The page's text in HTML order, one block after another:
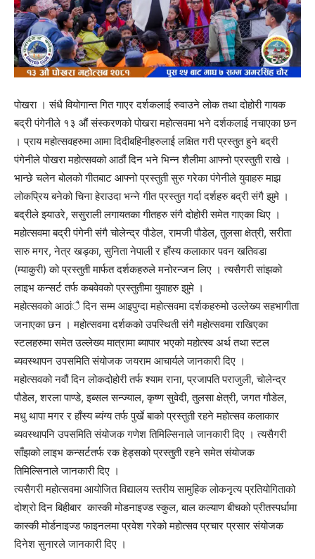
पोखरा । संधै वियोगान्त गित गाएर दर्शकलाई रुवाउने लोक तथा दोहोरी गायक
बद्री पंगेनीले १३ औं संस्करणको पोखरा महोत्सवमा भने दर्शकलाई नचाएका छन
। प्राय महोत्सवहरुमा आमा दिदीबहिनीहरुलाई लक्षित गरी प्रस्तुत हुने बद्री
पंगेनीले पोखरा महोत्सवको आठौं दिन भने भिन्न शैलीमा आफ्नो प्रस्तुती राखे ।
भान्छे चलेन बोलको गीतबाट आफ्नो प्रस्तुती सुरु गरेका पंगेनीले युवाहरु माझ
लोकप्रिय बनेको चिना हेराउदा भन्ने गीत प्रस्तुत गर्दा दर्शहरु बद्री संगै झुमे ।
बद्रीले झ्याउरे, ससुराली लगायतका गीतहरु संगै दोहोरी समेत गाएका थिए ।
महोत्सवमा बद्री पंगेनी संगै चोलेन्द्र पौडेल, रामजी पौडेल, तुलसा क्षेत्री, सरीता
सारु मगर, नेत्र खड्का, सुनिता नेपाली र हाँस्य कलाकार पवन खतिवडा
(म्याकुरी) को प्रस्तुती मार्फत दर्शकहरुले मनोरन्जन लिए । त्यसैगरी सांझको
लाइभ कन्सर्ट तर्फ कबवेवको प्रस्तुतीमा युवाहरु झुमे ।
महोत्सवको आठांै दिन सम्म आइपुग्दा महोत्सवमा दर्शकहरुमो उल्लेख्य सहभागीता
जनाएका छन । महोत्सवमा दर्शकको उपस्थिती संगै महोत्सवमा राखिएका
स्टलहरुमा समेत उल्लेख्य मात्रामा ब्यापार भएको महोत्स्व अर्थ तथा स्टल
ब्यवस्थापन उपसमिति संयोजक जयराम आचार्यले जानकारी दिए ।
महोत्सवको नवौं दिन लोकदोहोरी तर्फ श्याम राना, प्रजापति पराजुली, चोलेन्द्र
पौडेल, शरला पाण्डे, इब्सल सन्ज्याल, कृष्ण सुवेदी, तुलसा क्षेत्री, जगत गौडेल,
मधु थापा मगर र हाँस्य ब्यंग्य तर्फ पुर्खे बाको प्रस्तुती रहने महोत्सव कलाकार
ब्यवस्थापनि उपसमिति संयोजक गणेश तिमिल्सिनाले जानकारी दिए । त्यसैगरी
साँझको लाइभ कन्सर्टतर्फ रक हेड्सको प्रस्तुती रहने समेत संयोजक
तिमिल्सिनाले जानकारी दिए ।
त्यसैगरी महोत्सवमा आयोजित विद्यालय स्तरीय सामुहिक लोकनृत्य प्रतियोगिताको
दोश्रो दिन बिहीबार कास्की मोडनाइज्ड स्कुल, बाल कल्याण बीचको प्रीतस्पर्धामा
कास्की मोर्डनाइज्ड फाइनलमा प्रवेश गरेको महोत्सव प्रचार प्रसार संयोजक
दिनेश सुनारले जानकारी दिए ।